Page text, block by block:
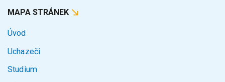
MAPA STRÁNEK
Úvod
Uchazeči
Studium